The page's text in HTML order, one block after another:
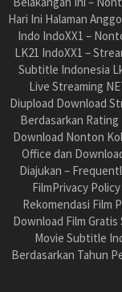
Hari Ini Halaman
Indo IndoXX1 –
LK21 IndoXX1 –
Subtitle Indonesia
Live Streaming
Diupload Download
Berdasarkan
Download Nonton
Office dan
Diajukan –
FilmPrivacy
Rekomendasi Film
Download Film
Movie Subtitle
Berdasarkan Tahun